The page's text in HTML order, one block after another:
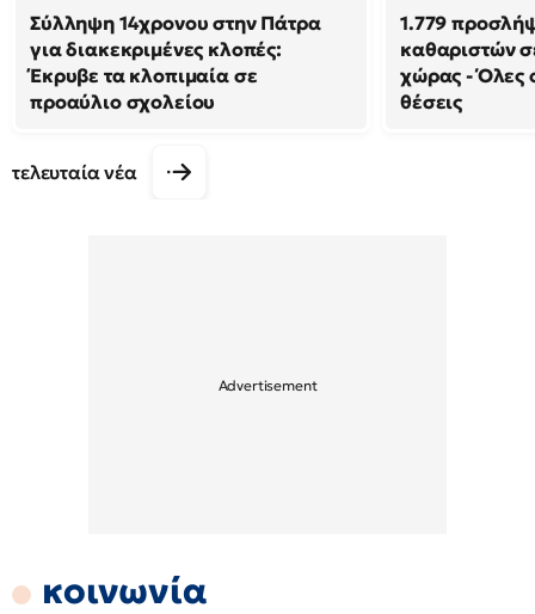
Σύλληψη 14χρονου στην Πάτρα
για διακεκριμένες κλοπές:
Έκρυβε τα κλοπιμαία σε
προαύλιο σχολείου
1.779
καθαριστών
χώρας - Όλες
θέσεις
τελευταία νέα
κοινωνία